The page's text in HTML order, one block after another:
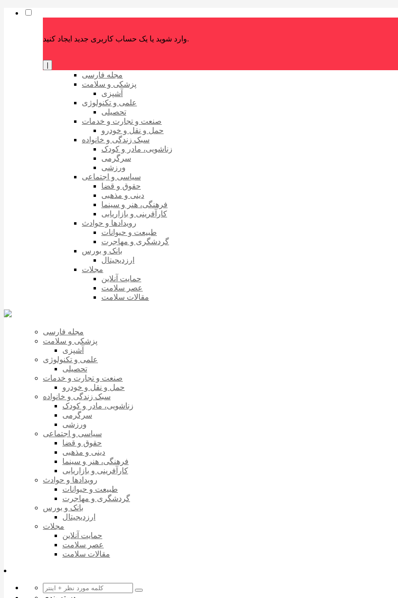
وارد شوید یا یک حساب کاربری جدید ایجاد کنید.
مجله فارسی
پزشکی و سلامت
آشپزی
علمی و تکنولوژی
تحصیلی
صنعت و تجارت و خدمات
حمل و نقل و خودرو
سبک زندگی و خانواده
زناشویی، مادر و کودک
سرگرمی
ورزشی
سیاسی و اجتماعی
حقوق و قضا
دینی و مذهبی
فرهنگی، هنر و سینما
کارآفرینی و بازاریابی
رویدادها و حوادث
طبیعت و حیوانات
گردشگری و مهاجرت
بانک و بورس
ارزدیجیتال
مجلات
حمایت آنلاین
عصر سلامت
مقالات سلامت
مجله فارسی
پزشکی و سلامت
آشپزی
علمی و تکنولوژی
تحصیلی
صنعت و تجارت و خدمات
حمل و نقل و خودرو
سبک زندگی و خانواده
زناشویی، مادر و کودک
سرگرمی
ورزشی
سیاسی و اجتماعی
حقوق و قضا
دینی و مذهبی
فرهنگی، هنر و سینما
کارآفرینی و بازاریابی
رویدادها و حوادث
طبیعت و حیوانات
گردشگری و مهاجرت
بانک و بورس
ارزدیجیتال
مجلات
حمایت آنلاین
عصر سلامت
مقالات سلامت